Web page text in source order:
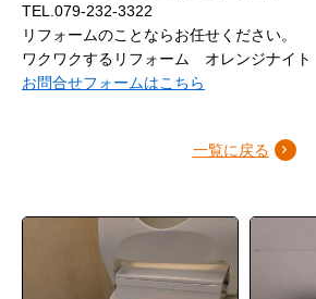
TEL.079-232-3322
リフォームのことならお任せください。
ワクワクするリフォーム オレンジナイト
お問合せフォームはこちら
一覧に戻る